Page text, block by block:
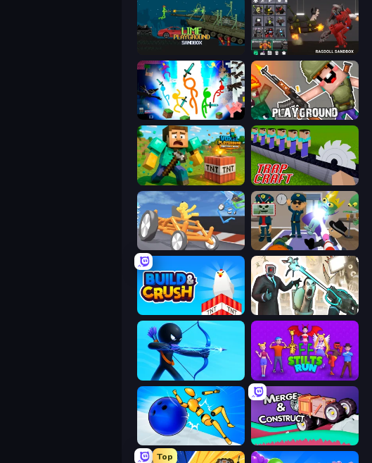
Last Play: Ragdoll Sandbox
Stickman Epic Playground
Voxel Playground: Ragdoll Noob Trap Craft
Draw Crash Race Find The Alien
Build and Crush Skibidi Toilets: Infection
Archers Random Stilts Run
Playground Man! Ragdoll Show! Merge & Construct
Top